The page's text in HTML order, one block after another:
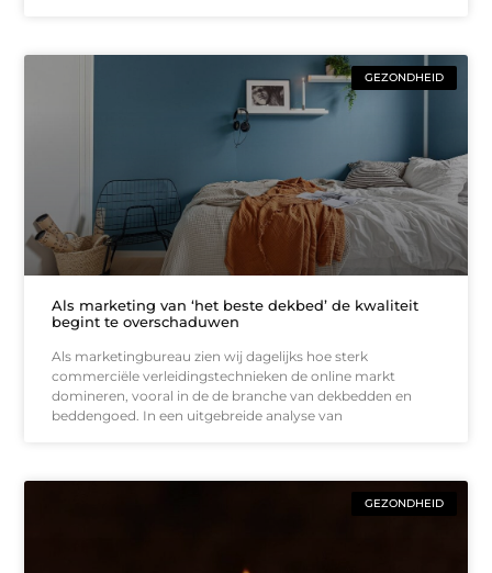
GEZONDHEID
Als marketing van ‘het beste dekbed’ de kwaliteit
begint te overschaduwen
Als marketingbureau zien wij dagelijks hoe sterk
commerciële verleidingstechnieken de online markt
domineren, vooral in de de branche van dekbedden en
beddengoed. In een uitgebreide analyse van
GEZONDHEID